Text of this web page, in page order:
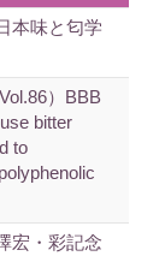
本味と匂学
）BBB
bitter
to
宏・彩記念